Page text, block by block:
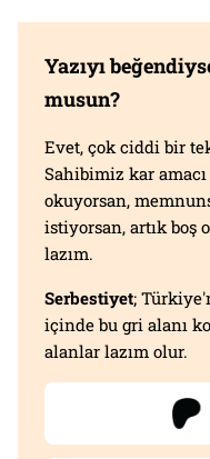
Yazıyı
musun?
Evet, çok ciddi bir
Sahibimiz kar
okuyorsan,
istiyorsan, artık boş
lazım.
Serbestiyet;
içinde bu gri alanı
alanlar lazım olur.